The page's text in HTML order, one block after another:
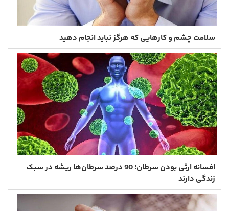
سلامت چشم و کارهایی که هرگز نباید انجام دهید
افسانه‌ ارثی بودن سرطان؛ 90 درصد سرطان‌ها ریشه در سبک
زندگی دارند